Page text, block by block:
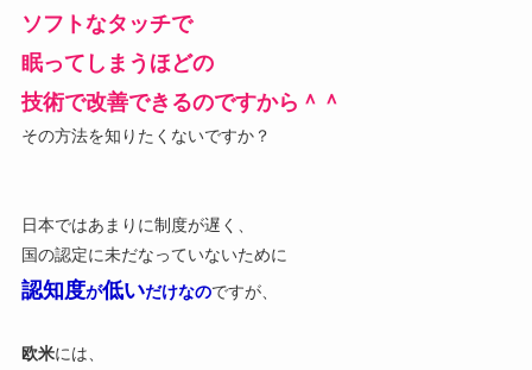
ソフトなタッチで
眠ってしまうほどの
技術で改善できるのですから＾＾
その方法を知りたくないですか？
日本ではあまりに制度が遅く、
国の認定に未だなっていないために
認知度が低いだけなのですが、
欧米には、